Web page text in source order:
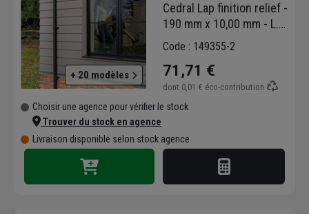
+ 20 modèles
Cedral Lap finition relief -
190 mm x 10,00 mm - L.
3,60 m - Gris platine C05
Code : 149355-2
71,71 €
dont 0,01 € éco-contribution
Choisir une agence pour vérifier le stock
Trouver du stock en agence
Livraison disponible selon stock agence